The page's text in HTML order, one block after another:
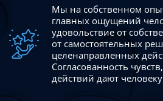
Мы на собственном
главных ощущений
удовольствие от
от самостоятельных
целенаправленных
Согласованность
действий дают